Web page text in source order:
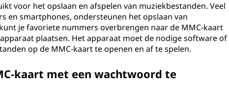
voor het opslaan en afspelen van muziekbestanden. Veel
en smartphones, ondersteunen het opslaan van
je favoriete nummers overbrengen naar de MMC-kaart
plaatsen. Het apparaat moet de nodige software of
op de MMC-kaart te openen en af te spelen.
kaart met een wachtwoord te